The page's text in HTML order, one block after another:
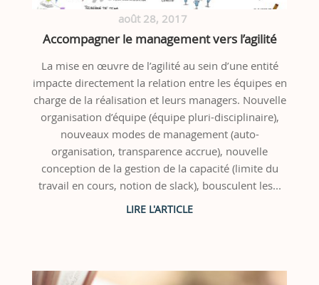
août 28, 2017
Accompagner le management vers l’agilité
La mise en œuvre de l’agilité au sein d’une entité
impacte directement la relation entre les équipes en
charge de la réalisation et leurs managers. Nouvelle
organisation d’équipe (équipe pluri-disciplinaire),
nouveaux modes de management (auto-
organisation, transparence accrue), nouvelle
conception de la gestion de la capacité (limite du
travail en cours, notion de slack), bousculent les...